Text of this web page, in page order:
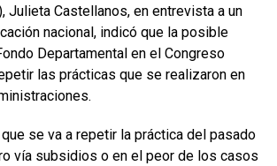
Julieta Castellanos, en entrevista a un
nacional, indicó que la posible
Departamental en el Congreso
las prácticas que se realizaron en
se va a repetir la práctica del pasado
vía subsidios o en el peor de los casos